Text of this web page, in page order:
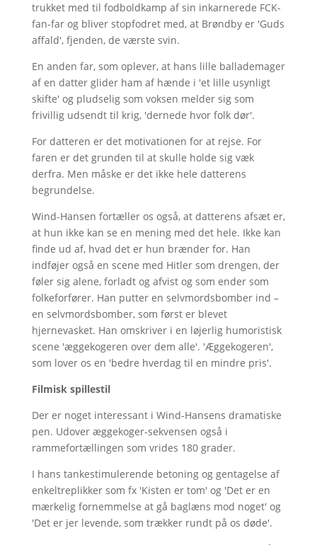
trukket med til fodboldkamp af sin inkarnerede FCK-
fan-far og bliver stopfodret med, at Brøndby er 'Guds
affald', fjenden, de værste svin.
En anden far, som oplever, at hans lille ballademager
af en datter glider ham af hænde i 'et lille usynligt
skifte' og pludselig som voksen melder sig som
frivillig udsendt til krig, 'dernede hvor folk dør'.
For datteren er det motivationen for at rejse. For
faren er det grunden til at skulle holde sig væk
derfra. Men måske er det ikke hele datterens
begrundelse.
Wind-Hansen fortæller os også, at datterens afsæt er,
at hun ikke kan se en mening med det hele. Ikke kan
finde ud af, hvad det er hun brænder for. Han
indføjer også en scene med Hitler som drengen, der
føler sig alene, forladt og afvist og som ender som
folkeforfører. Han putter en selvmordsbomber ind –
en selvmordsbomber, som først er blevet
hjernevasket. Han omskriver i en løjerlig humoristisk
scene 'æggekogeren over dem alle'. 'Æggekogeren',
som lover os en 'bedre hverdag til en mindre pris'.
Filmisk spillestil
Der er noget interessant i Wind-Hansens dramatiske
pen. Udover æggekoger-sekvensen også i
rammefortællingen som vrides 180 grader.
I hans tankestimulerende betoning og gentagelse af
enkeltreplikker som fx 'Kisten er tom' og 'Det er en
mærkelig fornemmelse at gå baglæns mod noget' og
'Det er jer levende, som trækker rundt på os døde'.